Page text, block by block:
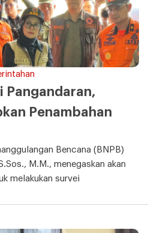
Pangandaran,
Penambahan
Bencana (BNPB)
M.M., menegaskan akan
melakukan survei